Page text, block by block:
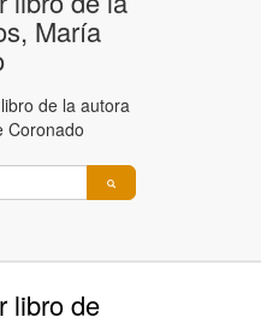
María
de la autora
Coronado
libro de